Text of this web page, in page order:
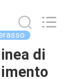
di